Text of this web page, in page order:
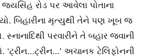
જયસિંહ રોડ પર આવેલા પોતાના
બિહારીના મૃત્યુથી તેને પણ ખૂબ જ
પરવારીને તે બહાર જવાની
‘ટ્રીન...ટ્રીન...’ અચાનક ટેલિફોનની